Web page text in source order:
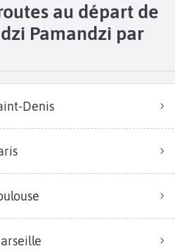
au départ de
Pamandzi par
Denis